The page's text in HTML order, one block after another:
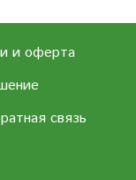
и оферта
связь